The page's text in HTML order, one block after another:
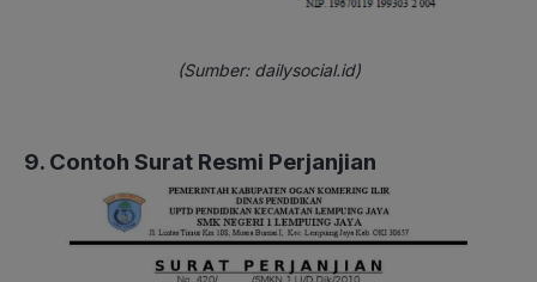
(Sumber: dailysocial.id)
9. Contoh Surat Resmi Perjanjian